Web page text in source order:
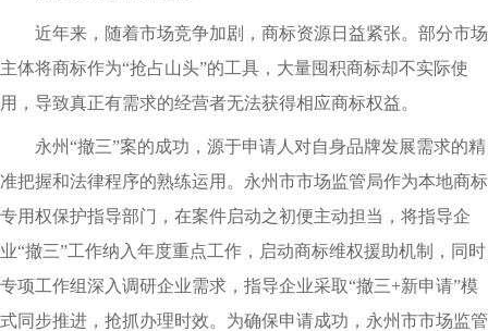
近年来，随着市场竞争加剧，商标资源日益紧张。部分市场
主体将商标作为“抢占山头”的工具，大量囤积商标却不实际使
用，导致真正有需求的经营者无法获得相应商标权益。
永州“撤三”案的成功，源于申请人对自身品牌发展需求的精
准把握和法律程序的熟练运用。永州市市场监管局作为本地商标
专用权保护指导部门，在案件启动之初便主动担当，将指导企
业“撤三”工作纳入年度重点工作，启动商标维权援助机制，同时
专项工作组深入调研企业需求，指导企业采取“撤三+新申请”模
式同步推进，抢抓办理时效。为确保申请成功，永州市市场监管